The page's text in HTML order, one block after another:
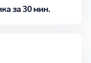
за 30 мин.